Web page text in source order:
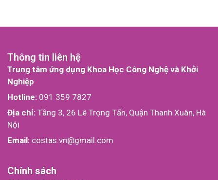
Thông tin liên hệ
Trung tâm ứng dụng Khoa Học Công Nghệ và Khởi
Nghiệp
Hotline: 091 359 7827
Địa chỉ: Tầng 3, 26 Lê Trọng Tấn, Quận Thanh Xuân, Hà
Nội
Email: costas.vn@gmail.com
Chính sách